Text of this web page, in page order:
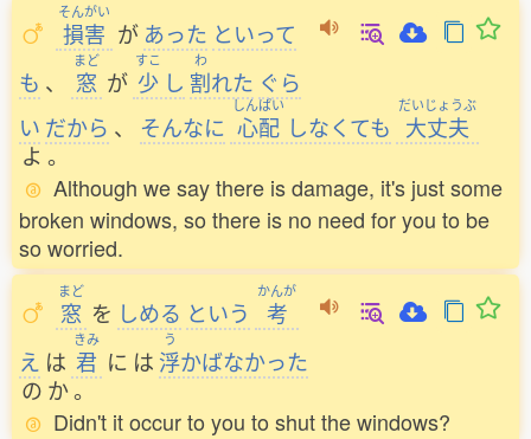
そんがい
損害 が あった といって
も 、
まど
窓 が
すこ
少 し
わ
割れた ぐら
い だから 、 そんなに
しんぱい
心配 しなくても
だいじょうぶ
大丈夫
よ 。
Although we say there is damage, it's just some
broken windows, so there is no need for you to be
so worried.
まど
窓 を しめる という
かんが
考
え は
きみ
君 に は
う
浮かばなかった
の か。
Didn't it occur to you to shut the windows?